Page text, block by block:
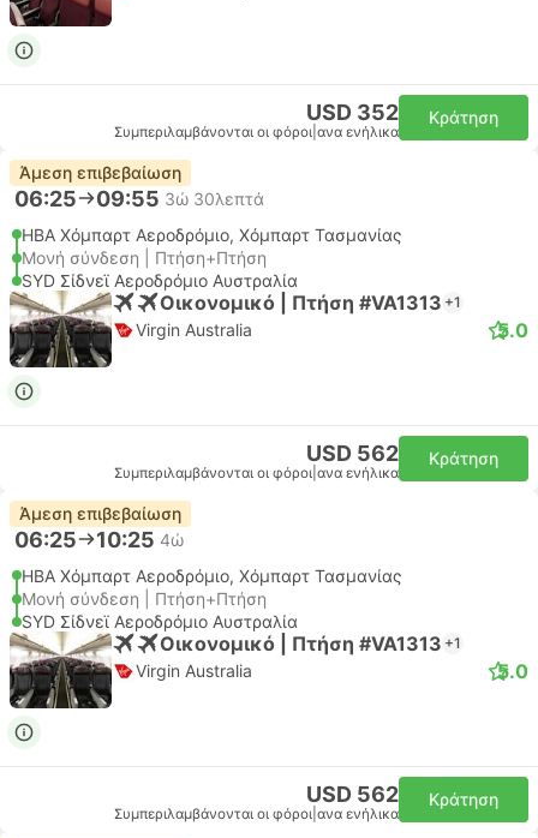
USD 352
Συμπεριλαμβάνονται οι φόροι ανα ενήλικα
Κράτηση
Άμεση επιβεβαίωση
06:25 09:55 3ώ 30λεπτά
HBA Χόμπαρτ Αεροδρόμιο, Χόμπαρτ Τασμανίας
Μονή σύνδεση | Πτήση+Πτήση
SYD Σίδνεϊ Αεροδρόμιο Αυστραλία
Οικονομικό | Πτήση #VA1313 +1
Virgin Australia 5.0
USD 562
Συμπεριλαμβάνονται οι φόροι ανα ενήλικα
Κράτηση
Άμεση επιβεβαίωση
06:25 10:25 4ώ
HBA Χόμπαρτ Αεροδρόμιο, Χόμπαρτ Τασμανίας
Μονή σύνδεση | Πτήση+Πτήση
SYD Σίδνεϊ Αεροδρόμιο Αυστραλία
Οικονομικό | Πτήση #VA1313 +1
Virgin Australia 5.0
USD 562
Συμπεριλαμβάνονται οι φόροι ανα ενήλικα
Κράτηση